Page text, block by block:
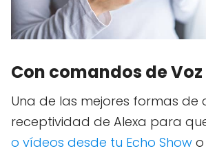
Con comandos de Voz
Una de las mejores formas de
receptividad de Alexa para
o vídeos desde tu Echo Show